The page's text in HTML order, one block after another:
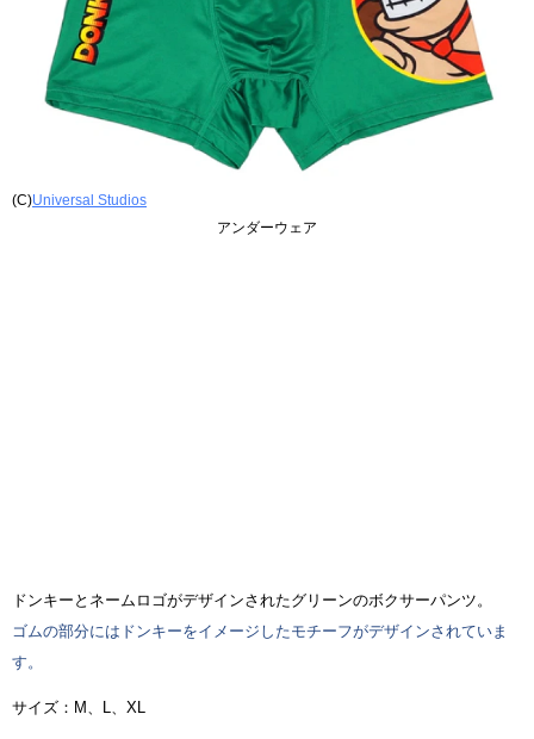
(C)Universal Studios
アンダーウェア
ドンキーとネームロゴがデザインされたグリーンのボクサーパンツ。
ゴムの部分にはドンキーをイメージしたモチーフがデザインされていま
す。
サイズ：M、L、XL